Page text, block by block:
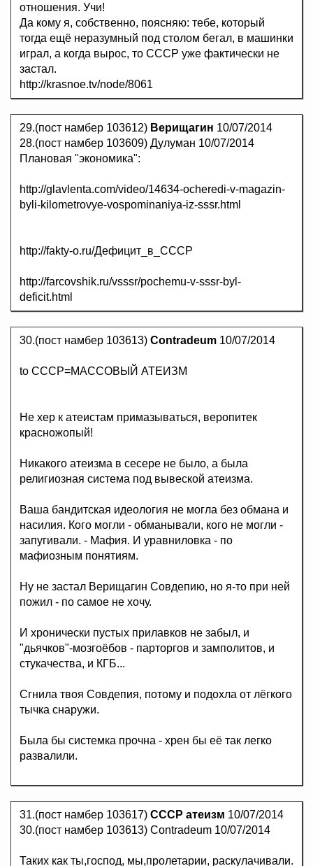
отношения. Учи!
Да кому я, собственно, поясняю: тебе, который
тогда ещё неразумный под столом бегал, в машинки
играл, а когда вырос, то СССР уже фактически не
застал.
http://krasnoe.tv/node/8061
29.(пост намбер 103612) Верищагин 10/07/2014
28.(пост намбер 103609) Дулуман 10/07/2014
Плановая "экономика":
http://glavlenta.com/video/14634-ocheredi-v-magazin-
byli-kilometrovye-vospominaniya-iz-sssr.html
http://fakty-o.ru/Дефицит_в_СССР
http://farcovshik.ru/vsssr/pochemu-v-sssr-byl-
deficit.html
30.(пост намбер 103613) Contradeum 10/07/2014
to СССР=МАССОВЫЙ АТЕИЗМ
Не хер к атеистам примазываться, веропитек
красножопый!
Никакого атеизма в сесере не было, а была
религиозная система под вывеской атеизма.
Ваша бандитская идеология не могла без обмана и
насилия. Кого могли - обманывали, кого не могли -
запугивали. - Мафия. И уравниловка - по
мафиозным понятиям.
Ну не застал Верищагин Совдепию, но я-то при ней
пожил - по самое не хочу.
И хронически пустых прилавков не забыл, и
"дьячков"-мозгоёбов - парторгов и замполитов, и
стукачества, и КГБ...
Сгнила твоя Совдепия, потому и подохла от лёгкого
тычка снаружи.
Была бы системка прочна - хрен бы её так легко
развалили.
31.(пост намбер 103617) СССР атеизм 10/07/2014
30.(пост намбер 103613) Contradeum 10/07/2014
Таких как ты,господ, мы,пролетарии, раскулачивали.